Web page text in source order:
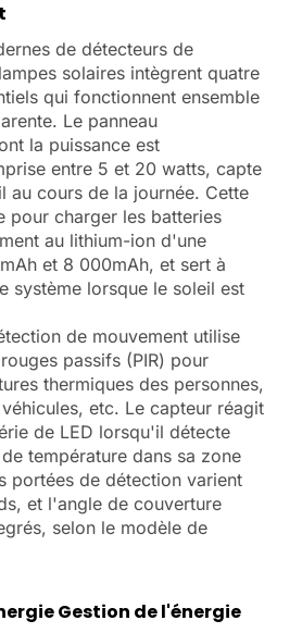
de détecteurs de
solaires intègrent quatre
qui fonctionnent ensemble
Le panneau
la puissance est
entre 5 et 20 watts, capte
au cours de la journée. Cette
pour charger les batteries
au lithium-ion d'une
et 8 000mAh, et sert à
système lorsque le soleil est
de mouvement utilise
passifs (PIR) pour
thermiques des personnes,
etc. Le capteur réagit
de LED lorsqu'il détecte
température dans sa zone
portées de détection varient
et l'angle de couverture
selon le modèle de
Gestion de l'énergie